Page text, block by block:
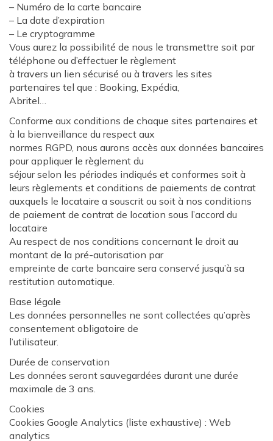
– Numéro de la carte bancaire
– La date d’expiration
– Le cryptogramme
Vous aurez la possibilité de nous le transmettre soit par
téléphone ou d’effectuer le règlement
à travers un lien sécurisé ou à travers les sites
partenaires tel que : Booking, Expédia,
Abritel…
Conforme aux conditions de chaque sites partenaires et
à la bienveillance du respect aux
normes RGPD, nous aurons accès aux données bancaires
pour appliquer le règlement du
séjour selon les périodes indiqués et conformes soit à
leurs règlements et conditions de paiements de contrat
auxquels le locataire a souscrit ou soit à nos conditions
de paiement de contrat de location sous l’accord du
locataire
Au respect de nos conditions concernant le droit au
montant de la pré-autorisation par
empreinte de carte bancaire sera conservé jusqu’à sa
restitution automatique.
Base légale
Les données personnelles ne sont collectées qu’après
consentement obligatoire de
l’utilisateur.
Durée de conservation
Les données seront sauvegardées durant une durée
maximale de 3 ans.
Cookies
Cookies Google Analytics (liste exhaustive) : Web
analytics